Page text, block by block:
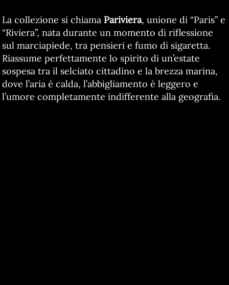
La collezione si chiama Pariviera, unione di “Paris” e
“Riviera”, nata durante un momento di riflessione
sul marciapiede, tra pensieri e fumo di sigaretta.
Riassume perfettamente lo spirito di un’estate
sospesa tra il selciato cittadino e la brezza marina,
dove l’aria è calda, l’abbigliamento è leggero e
l’umore completamente indifferente alla geografia.